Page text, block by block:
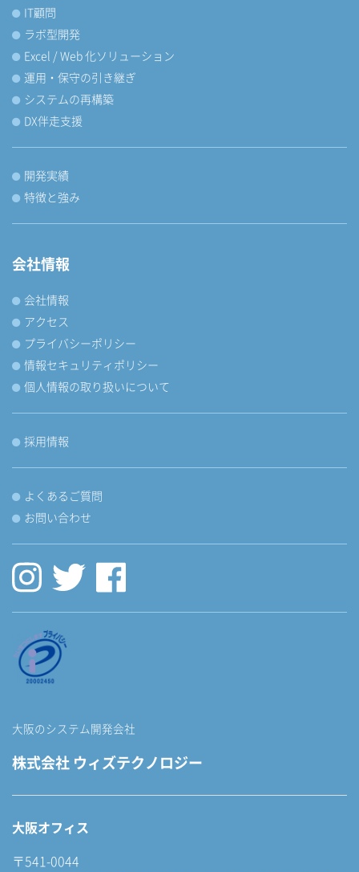
IT顧問
ラボ型開発
Excel / Web 化ソリューション
運用・保守の引き継ぎ
システムの再構築
DX伴走支援
開発実績
特徴と強み
会社情報
会社情報
アクセス
プライバシーポリシー
情報セキュリティポリシー
個人情報の取り扱いについて
採用情報
よくあるご質問
お問い合わせ
大阪のシステム開発会社
株式会社 ウィズテクノロジー
大阪オフィス
〒541-0044